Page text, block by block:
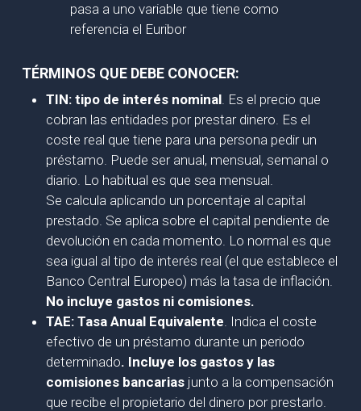
pasa a uno variable que tiene como
referencia el Euribor
TÉRMINOS QUE DEBE CONOCER:
TIN: tipo de interés nominal. Es el precio que
cobran las entidades por prestar dinero. Es el
coste real que tiene para una persona pedir un
préstamo. Puede ser anual, mensual, semanal o
diario. Lo habitual es que sea mensual.
Se calcula aplicando un porcentaje al capital
prestado. Se aplica sobre el capital pendiente de
devolución en cada momento. Lo normal es que
sea igual al tipo de interés real (el que establece el
Banco Central Europeo) más la tasa de inflación.
No incluye gastos ni comisiones.
TAE: Tasa Anual Equivalente. Indica el coste
efectivo de un préstamo durante un periodo
determinado. Incluye los gastos y las
comisiones bancariasjunto a la compensación
que recibe el propietario del dinero por prestarlo.